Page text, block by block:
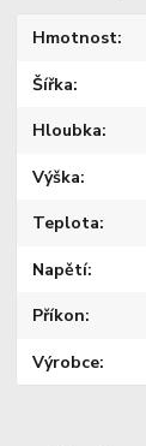
Hmotnost
Šířka
Hloubka
Výška
Teplota
Napětí
Příkon
Výrobce